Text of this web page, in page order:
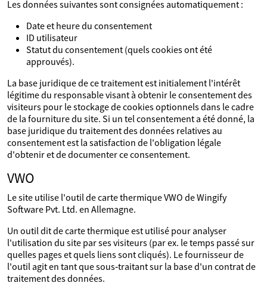
Les données suivantes sont consignées automatiquement :
Date et heure du consentement
ID utilisateur
Statut du consentement (quels cookies ont été
approuvés).
La base juridique de ce traitement est initialement l'intérêt
légitime du responsable visant à obtenir le consentement des
visiteurs pour le stockage de cookies optionnels dans le cadre
de la fourniture du site. Si un tel consentement a été donné, la
base juridique du traitement des données relatives au
consentement est la satisfaction de l'obligation légale
d'obtenir et de documenter ce consentement.
VWO
Le site utilise l'outil de carte thermique VWO de Wingify
Software Pvt. Ltd. en Allemagne.
Un outil dit de carte thermique est utilisé pour analyser
l'utilisation du site par ses visiteurs (par ex. le temps passé sur
quelles pages et quels liens sont cliqués). Le fournisseur de
l'outil agit en tant que sous‑traitant sur la base d'un contrat de
traitement des données.